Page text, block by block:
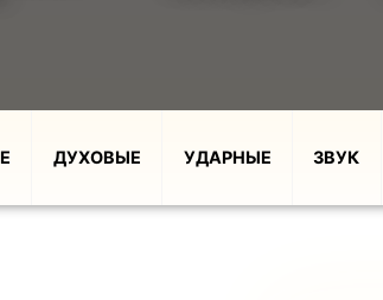
ДУХОВЫЕ УДАРНЫЕ ЗВУК